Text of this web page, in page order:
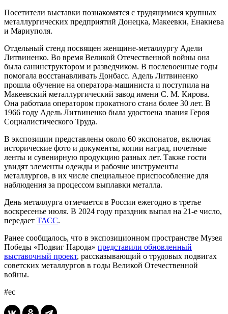
Посетители выставки познакомятся с трудящимися крупных
металлургических предприятий Донецка, Макеевки, Енакиева
и Мариуполя.
Отдельный стенд посвящен женщине-металлургу Адели
Литвиненко. Во время Великой Отечественной войны она
была санинструктором и разведчиком. В послевоенные годы
помогала восстанавливать Донбасс. Адель Литвиненко
прошла обучение на оператора-машиниста и поступила на
Макеевский металлургический завод имени С. М. Кирова.
Она работала оператором прокатного стана более 30 лет. В
1966 году Адель Литвиненко была удостоена звания Героя
Социалистического Труда.
В экспозиции представлены около 60 экспонатов, включая
исторические фото и документы, копии наград, почетные
ленты и сувенирную продукцию разных лет. Также гости
увидят элементы одежды и рабочие инструменты
металлургов, в их числе специальное приспособление для
наблюдения за процессом выплавки металла.
День металлурга отмечается в России ежегодно в третье
воскресенье июля. В 2024 году праздник выпал на 21-е число,
передает ТАСС.
Ранее сообщалось, что в экспозиционном пространстве Музея
Победы «Подвиг Народа» представили обновленный
выставочный проект, рассказывающий о трудовых подвигах
советских металлургов в годы Великой Отечественной
войны.
#ес